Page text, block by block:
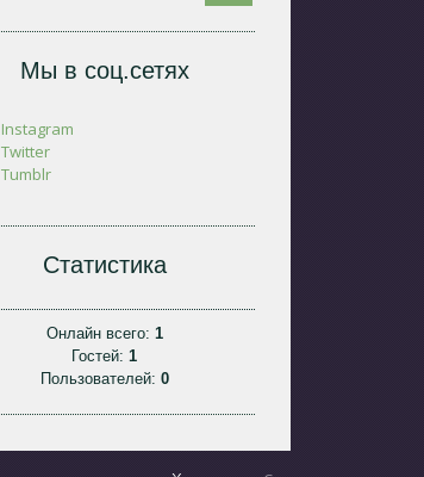
Мы в соц.сетях
Instagram
Twitter
Tumblr
Статистика
Онлайн всего: 1
Гостей:1
Пользователей: 0